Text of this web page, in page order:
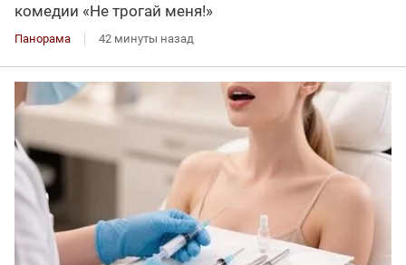
комедии «Не трогай меня!»
Панорама 42 минуты назад